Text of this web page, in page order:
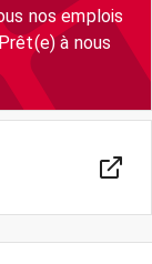
nos emplois
à nous